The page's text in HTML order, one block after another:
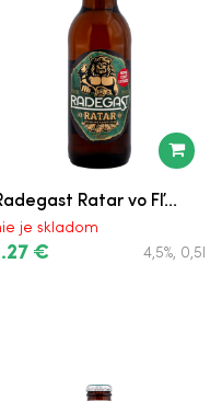
Ratar vo Fľ...
je skladom
€ 4,5%, 0,5l